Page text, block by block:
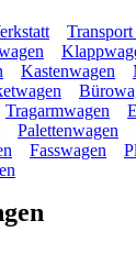
Kastenwagen
Tragarmwagen
Palettenwagen
Fasswagen